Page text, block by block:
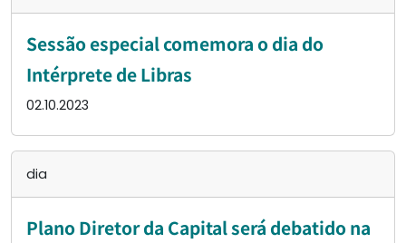
Sessão especial comemora o dia do
Intérprete de Libras
02.10.2023
dia
Plano Diretor da Capital será debatido na